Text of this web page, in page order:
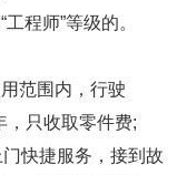
程师”等级的。
范围内，行驶
，只收取零件费;
快捷服务，接到故